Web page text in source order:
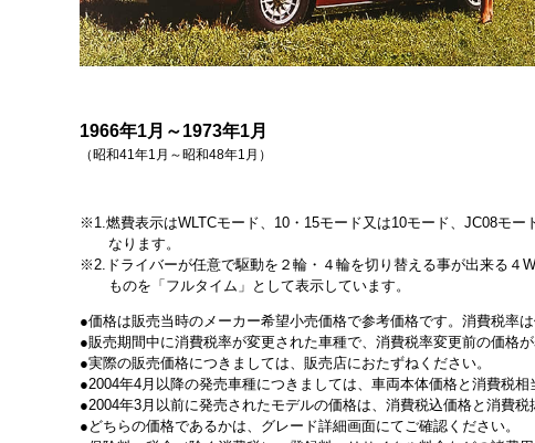
1966年1月～1973年1月
（昭和41年1月～昭和48年1月）
1.燃費表示はWLTCモード、10・15モード又は10モード、JC08モ
なります。
2.ドライバーが任意で駆動を２輪・４輪を切り替える事が出来る
ものを「フルタイム」として表示しています。
価格は販売当時のメーカー希望小売価格で参考価格です。消費税率
販売期間中に消費税率が変更された車種で、消費税率変更前の価格
実際の販売価格につきましては、販売店におたずねください。
2004年4月以降の発売車種につきましては、車両本体価格と消費税
2004年3月以前に発売されたモデルの価格は、消費税込価格と消費税
どちらの価格であるかは、グレード詳細画面にてご確認ください。